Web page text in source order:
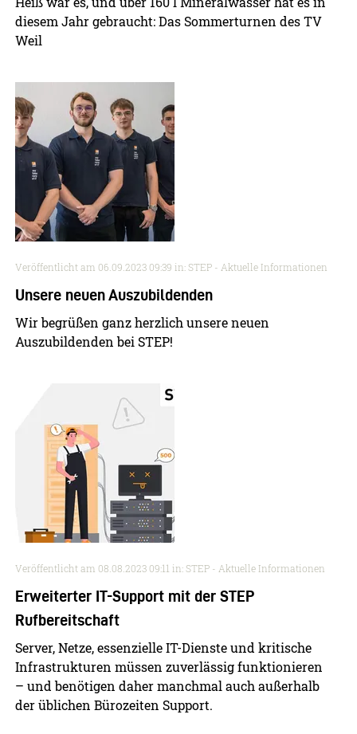
diesem Jahr gebraucht: Das Sommerturnen des TV
Weil
Veröffentlicht am06.09.2023 09:39 in: STEP - Aktuelle Informationen
Unsere neuen Auszubildenden
Wir begrüßen ganz herzlich unsere neuen
Auszubildenden bei STEP!
Veröffentlicht am08.08.2023 09:11 in: STEP - Aktuelle Informationen
Erweiterter IT-Support mit der STEP
Rufbereitschaft
Server, Netze, essenzielle IT-Dienste und kritische
Infrastrukturen müssen zuverlässig funktionieren
– und benötigen daher manchmal auch außerhalb
der üblichen Bürozeiten Support.